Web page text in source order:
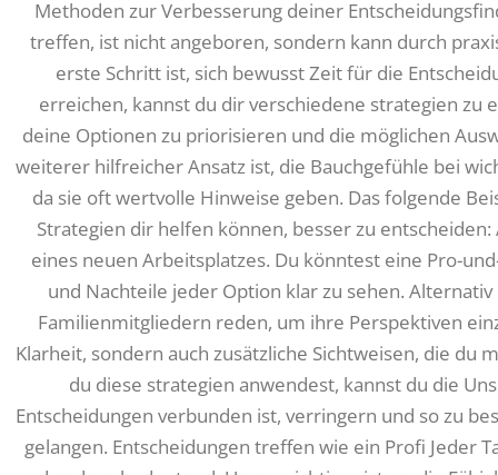
Methoden zur Verbesserung deiner
treffen, ist nicht angeboren, sondern kann durch
erste Schritt ist, sich bewusst Zeit für die
erreichen, kannst du dir verschiedene strategien zu
deine Optionen zu priorisieren und die möglichen
weiterer hilfreicher Ansatz ist, die Bauchgefühle bei
da sie oft wertvolle Hinweise geben. Das folgende
Strategien dir helfen können, besser zu
eines neuen Arbeitsplatzes. Du könntest eine Pro-
und Nachteile jeder Option klar zu sehen.
Familienmitgliedern reden, um ihre Perspektiven
Klarheit, sondern auch zusätzliche Sichtweisen, die du
du diese strategien anwendest, kannst du die
Entscheidungen verbunden ist, verringern und so zu
gelangen. Entscheidungen treffen wie ein Profi Jeder